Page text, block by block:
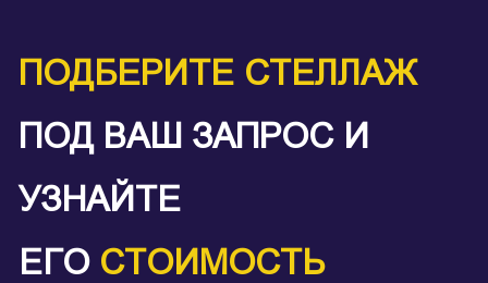
ПОДБЕРИТЕ СТЕЛЛАЖ
ПОД ВАШ ЗАПРОС И
УЗНАЙТЕ
ЕГО СТОИМОСТЬ